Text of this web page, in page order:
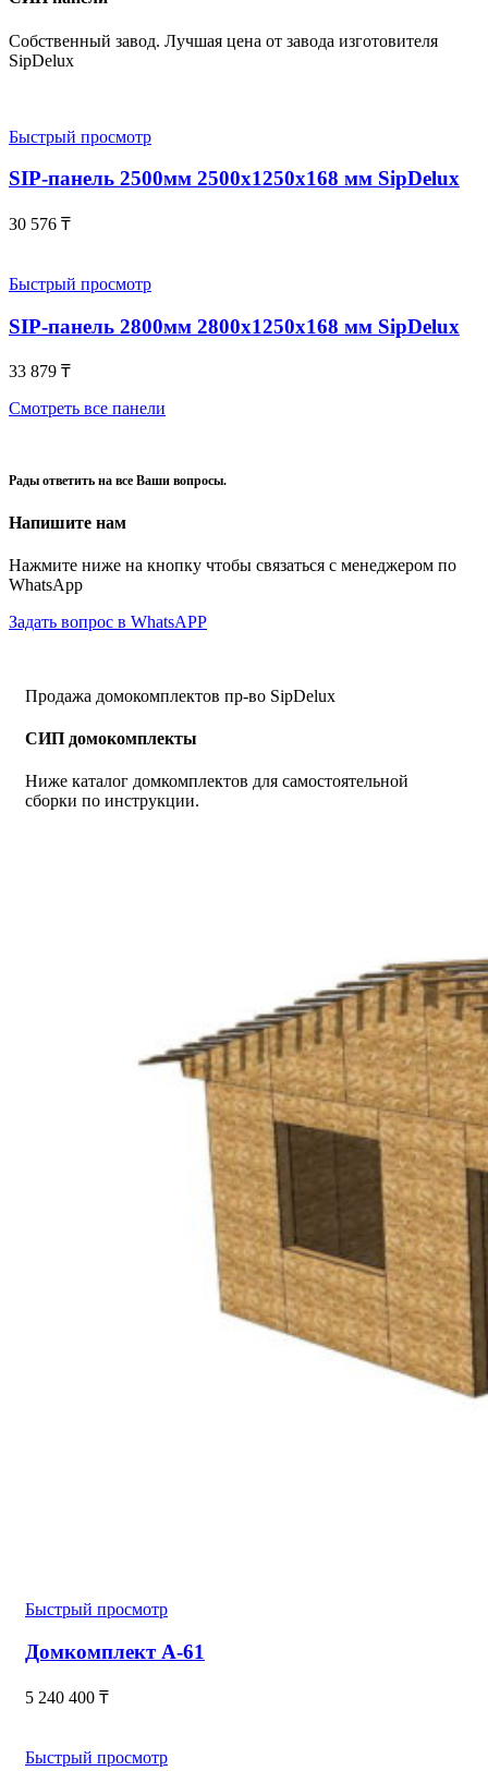
Собственный завод. Лучшая цена от завода изготовителя
SipDelux
Быстрый просмотр
SIP-панель 2500мм 2500x1250x168 мм SipDelux
30 576 ₸
Быстрый просмотр
SIP-панель 2800мм 2800x1250x168 мм SipDelux
33 879 ₸
Смотреть все панели
Рады ответить на все Ваши вопросы.
Напишите нам
Нажмите ниже на кнопку чтобы связаться с менеджером по
WhatsApp
Задать вопрос в WhatsAPP
Продажа домокомплектов пр-во SipDelux
СИП домокомплекты
Ниже каталог домкомплектов для самостоятельной
сборки по инструкции.
Быстрый просмотр
Домкомплект А-61
5 240 400 ₸
Быстрый просмотр